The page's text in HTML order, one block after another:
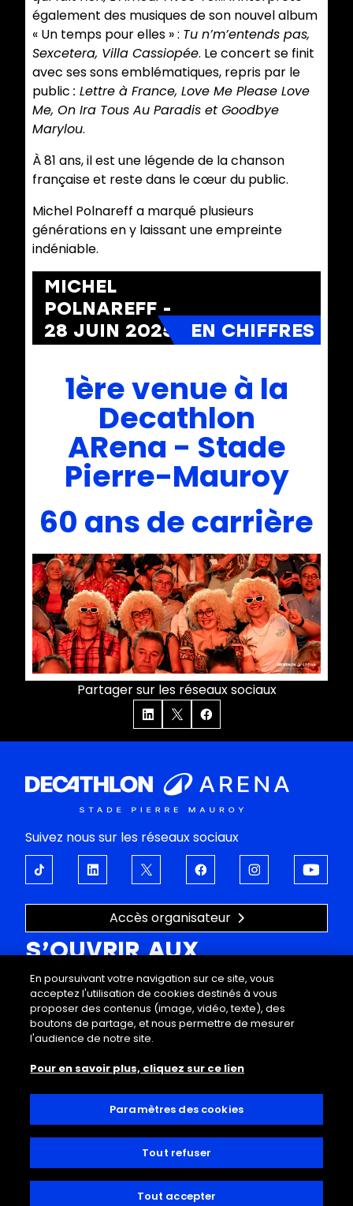
également des musiques de son nouvel album
« Un temps pour elles » : Tu n’m’entends pas,
Sexcetera, Villa Cassiopée. Le concert se finit
avec ses sons emblématiques, repris par le
public : Lettre à France, Love Me Please Love
Me, On Ira Tous Au Paradis et Goodbye
Marylou.
À 81 ans, il est une légende de la chanson
française et reste dans le cœur du public.
Michel Polnareff a marqué plusieurs
générations en y laissant une empreinte
indéniable.
MICHEL
POLNAREFF -
28 JUIN 2025
1ère venue à la
Decathlon
ARena - Stade
Pierre-Mauroy
60 ans de carrière
Partager sur les réseaux sociaux
Suivez nous sur les réseaux sociaux
Accès organisateur
S’OUVRIR AUX
ÉMOTIONS
À propos
Programmation
Visites
Decathlon Arena
Support
FAQ
Données personnelles
Règlement intérieur
Accessibilité
Contact
En poursuivant votre navigation sur ce site, vous
acceptez l'utilisation de cookies destinés à vous
proposer des contenus (image, vidéo, texte), des
boutons de partage, et nous permettre de mesurer
l'audience de notre site.
Pour en savoir plus, cliquez sur ce lien
Paramètres des cookies
Tout refuser
Tout accepter